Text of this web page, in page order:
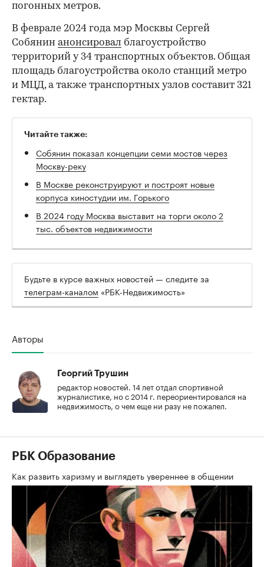
погонных метров.
В феврале 2024 года мэр Москвы Сергей
Собянин анонсировал благоустройство
территорий у 34 транспортных объектов. Общая
площадь благоустройства около станций метро
и МЦД, а также транспортных узлов составит 321
гектар.
Читайте также:
Собянин показал концепции семи мостов через
Москву-реку
В Москве реконструируют и построят новые
корпуса киностудии им. Горького
В 2024 году Москва выставит на торги около 2
тыс. объектов недвижимости
Будьте в курсе важных новостей — следите за
телеграм-каналом «РБК-Недвижимость»
Авторы
Георгий Трушин
редактор новостей. 14 лет отдал спортивной
журналистике, но с 2014 г. переориентировался на
недвижимость, о чем еще ни разу не пожалел.
РБК Образование
Как развить харизму и выглядеть увереннее в общении